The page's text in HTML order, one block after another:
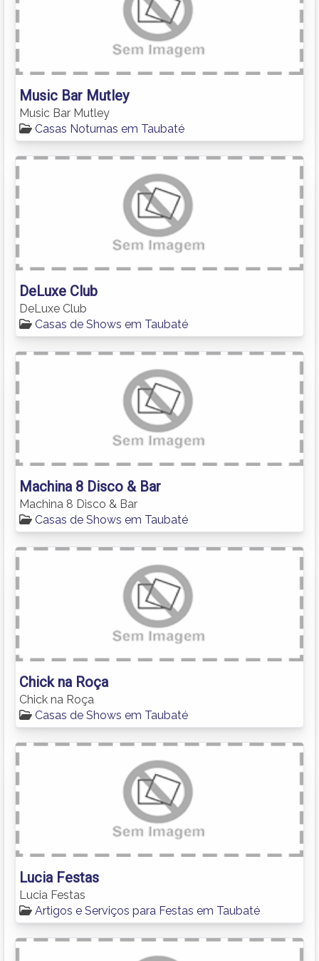
Music Bar Mutley
Music Bar Mutley
Casas Noturnas em Taubaté
DeLuxe Club
DeLuxe Club
Casas de Shows em Taubaté
Machina 8 Disco & Bar
Machina 8 Disco & Bar
Casas de Shows em Taubaté
Chick na Roça
Chick na Roça
Casas de Shows em Taubaté
Lucia Festas
Lucia Festas
Artigos e Serviços para Festas em Taubaté